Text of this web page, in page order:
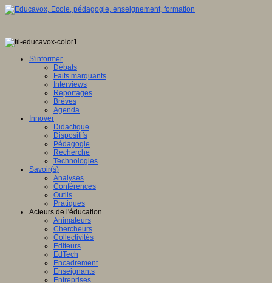
S'informer
Débats
Faits marquants
Interviews
Reportages
Brèves
Agenda
Innover
Didactique
Dispositifs
Pédagogie
Recherche
Technologies
Savoir(s)
Analyses
Conférences
Outils
Pratiques
Acteurs de l'éducation
Animateurs
Chercheurs
Collectivités
Editeurs
EdTech
Encadrement
Enseignants
Entreprises